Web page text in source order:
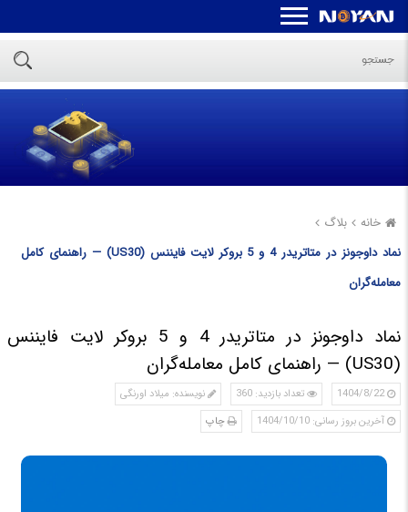
خانه
بلاگ
نماد داوجونز در متاتریدر 4 و 5 بروکر لایت فایننس (US30) — راهنمای کامل
معامله‌گران
نماد داوجونز در متاتریدر 4 و 5 بروکر لایت فایننس
(US30) — راهنمای کامل معامله‌گران
1404/8/22 تعداد بازدید: 360
نویسنده: میلاد اورنگی
آخرین بروز رسانی: 1404/10/10
چاپ